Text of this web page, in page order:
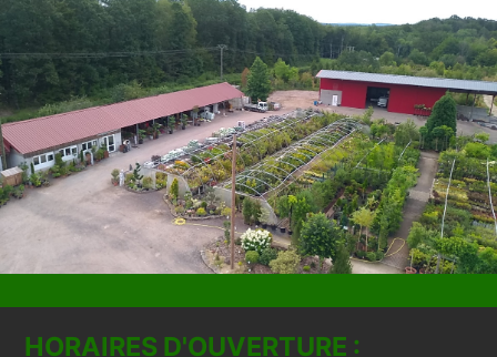
HORAIRES D'OUVERTURE :